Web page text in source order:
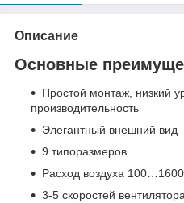
Описание
Основные
Простой монтаж, низкий
производительность
Элегантный внешний вид
9 типоразмеров
Расход воздуха
3-5 скоростей